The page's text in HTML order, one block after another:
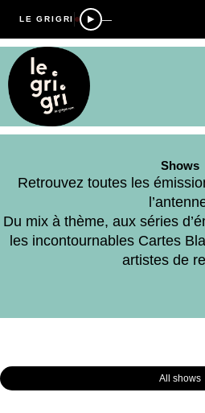
LE GRIGRI —
Shows
Retrouvez toutes les
Du mix à thème, aux séries
les incontournables Cartes
artistes de
All shows